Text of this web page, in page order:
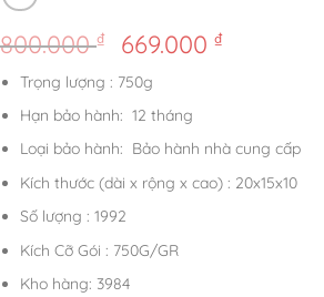
800.000₫
Giá
gốc
là:
800.000 ₫.
669.000 ₫Giá
669.000 ₫.
Trọng lượng : 750g
Hạn bảo hành: 12 tháng
Loại bảo hành: Bảo hành nhà cung cấp
Kích thước (dài x rộng x cao) : 20x15x10
Số lượng : 1992
Kích Cỡ Gói : 750G/GR
Kho hàng: 3984